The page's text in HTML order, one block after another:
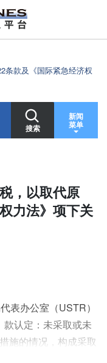
条款及《国际紧急经济权
搜索
新闻
菜单
，以取代原
力法》项下关
表办公室（USTR）
认定：未采取或未
施的情况，构成采取